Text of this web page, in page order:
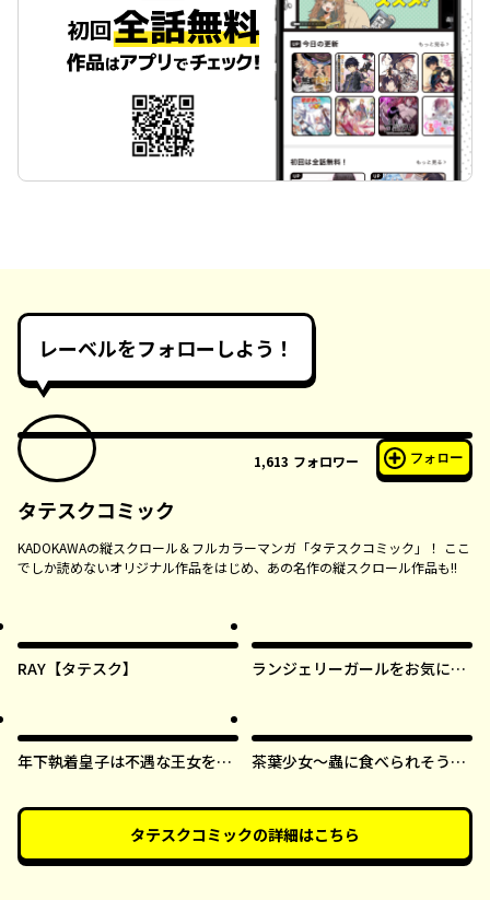
レーベルをフォローしよう！
1,613 フォロワー フォロー
タテスクコミック
KADOKAWAの縦スクロール＆フルカラーマンガ「タテスクコミック」！ ここ
でしか読めないオリジナル作品をはじめ、あの名作の縦スクロール作品も!!
RAY【タテスク】
ランジェリーガールをお気に召
年下執着皇子は不遇な王女を愛
茶葉少女～蟲に食べられそうに
した！～【タテスク】
タテスクコミックの詳細はこちら